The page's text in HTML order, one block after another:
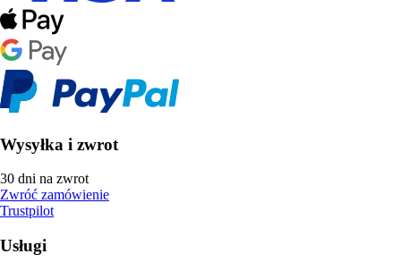
Wysyłka i zwrot
30 dni na zwrot
Zwróć zamówienie
Trustpilot
Usługi